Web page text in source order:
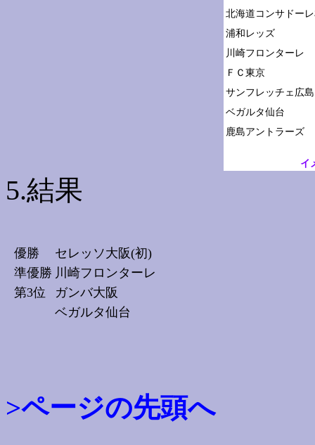
北海道コンサドー
浦和レッズ
川崎フロンターレ
ＦＣ東京
サンフレッチェ広島
ベガルタ仙台
イ
5.結果
優勝
セレッソ大阪(初)
準優勝 川崎フロンターレ
第3位
ガンバ大阪
ベガルタ仙台
>ページの先頭へ